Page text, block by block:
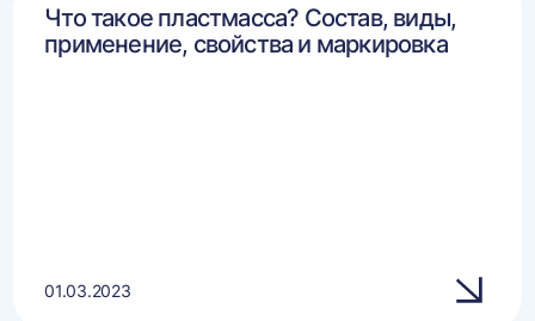
Что такое пластмасса? Состав, виды,
применение, свойства и маркировка
01.03.2023